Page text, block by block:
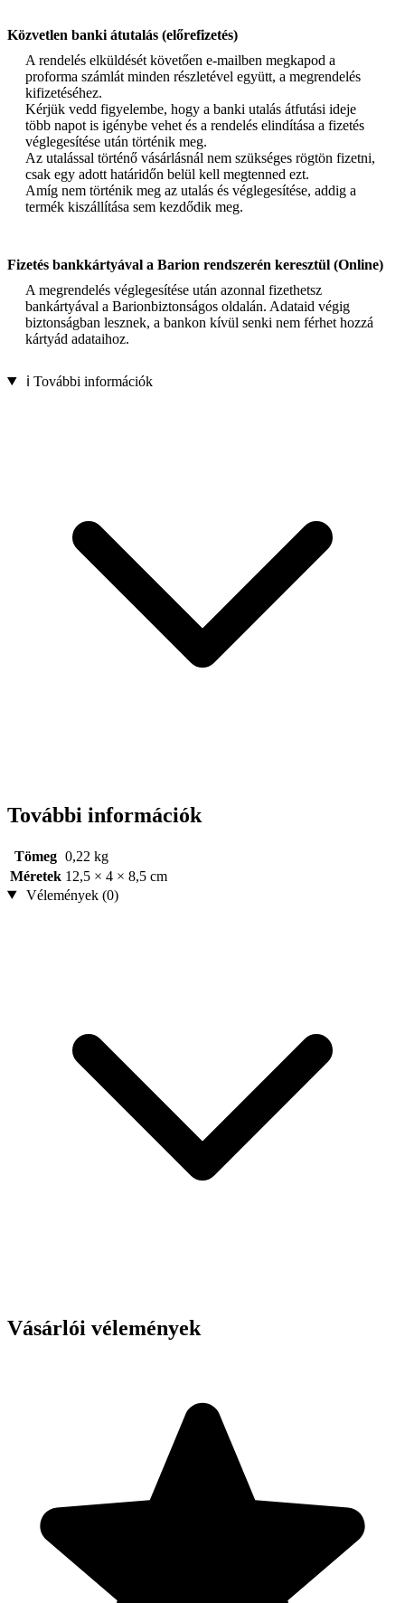
Közvetlen banki átutalás (előrefizetés)
A rendelés elküldését követően e-mailben megkapod a
proforma számlát minden részletével együtt, a megrendelés
kifizetéséhez.
Kérjük vedd figyelembe, hogy a banki utalás átfutási ideje
több napot is igénybe vehet és a rendelés elindítása a fizetés
véglegesítése után történik meg.
Az utalással történő vásárlásnál nem szükséges rögtön fizetni,
csak egy adott határidőn belül kell megtenned ezt.
Amíg nem történik meg az utalás és véglegesítése, addig a
termék kiszállítása sem kezdődik meg.
Fizetés bankkártyával a Barion rendszerén keresztül (Online)
A megrendelés véglegesítése után azonnal fizethetsz
bankártyával a Barionbiztonságos oldalán. Adataid végig
biztonságban lesznek, a bankon kívül senki nem férhet hozzá
kártyád adataihoz.
ℹ️ További információk
További információk
Tömeg 0,22 kg
Méretek 12,5 × 4 × 8,5 cm
Vélemények (0)
Vásárlói vélemények